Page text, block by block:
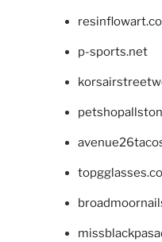
p-sports.net